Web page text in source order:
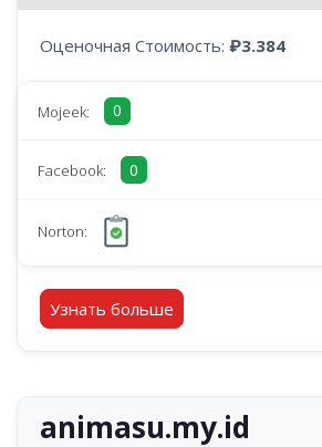
Оценочная Стоимость: ₽3.384
Mojeek: 0
Facebook: 0
Norton:
Узнать больше
animasu.my.id